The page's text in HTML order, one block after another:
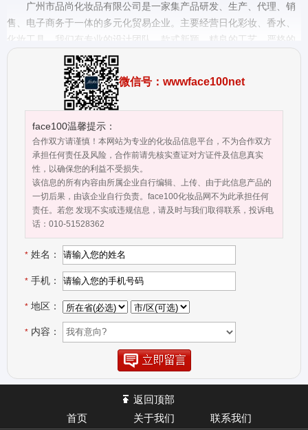
广州市品尚化妆品有限公司是一家集产品研发、生产、代理、销
售、电子商务于一体的多元化贸易企业。主要经营日化彩妆、香水、
化妆工具。我们有专业的设计团队、款式新颖、精良的工艺、严格的
质量控制体系、优质的服务、合理的价格，我们的价格在国际市场上
具有很好竞争力,我们也提供OEM和ODM服务。欢迎社会各界前来参
观考察、莅临指导，我们竭诚期待与您的合作，选择我们，成就你我
微信号：wwwface100net
face100温馨提示：
合作双方请谨慎！本网站为专业的化妆品信息平台，不为合作双方
承担任何责任及风险，合作前请先核实查证对方证件及信息真实
性，以确保您的利益不受损失。
该信息的所有内容由所属企业自行编辑、上传、由于此信息产品的
一切后果，由该企业自行负责。face100化妆品网不为此承担任何
责任。若您 发现不实或违规信息，请及时与我们取得联系，投诉电
话：010-51528362
* 姓名：
* 手机：
* 地区：
* 内容：
返回顶部
首页
关于我们 联系我们